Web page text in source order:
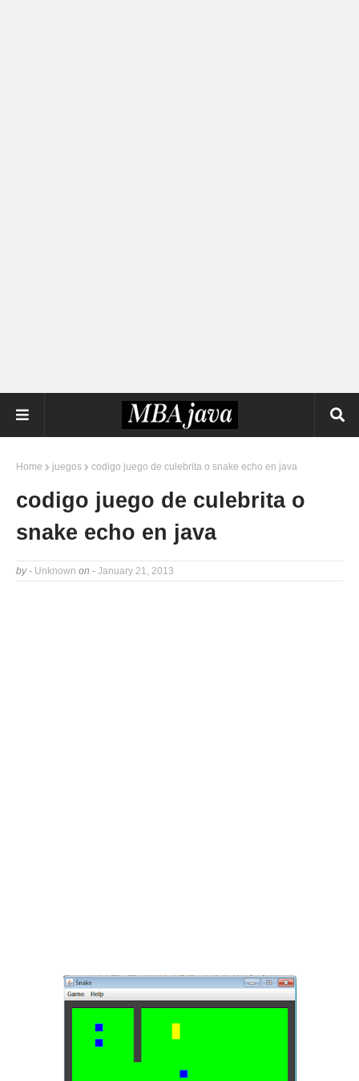
Home juegos codigo juego de culebrita o snake echo en java
codigo juego de culebrita o
snake echo en java
by - Unknown on - January 21, 2013